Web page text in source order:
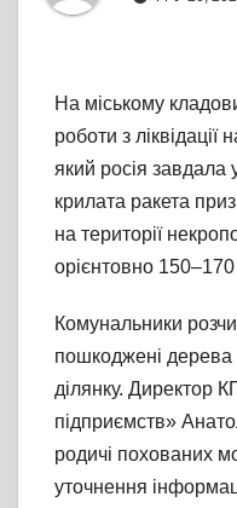
На міському
роботи з ліквідації
який росія завдала
крилата ракета
на території
орієнтовно
Комунальники
пошкоджені дерева
ділянку. Директор
підприємств»
родичі похованих
уточнення